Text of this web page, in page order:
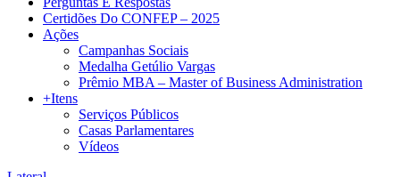
Certidões Do CONFEP – 2025
Ações
Campanhas Sociais
Medalha Getúlio Vargas
Prêmio MBA – Master of Business Administration
+Itens
Serviços Públicos
Casas Parlamentares
Vídeos